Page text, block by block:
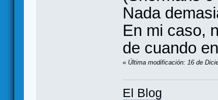
Nada
En mi caso,
de cuando
« Última modificación: 16 de
El Blog